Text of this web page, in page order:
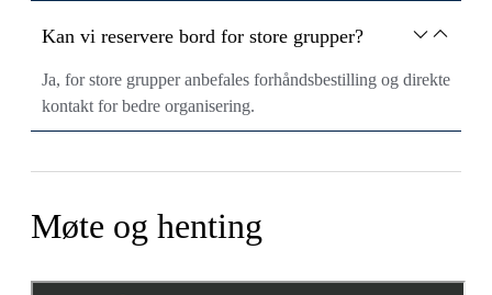
Kan vi reservere bord for store grupper?
Ja, for store grupper anbefales forhåndsbestilling og direkte
kontakt for bedre organisering.
Møte og henting